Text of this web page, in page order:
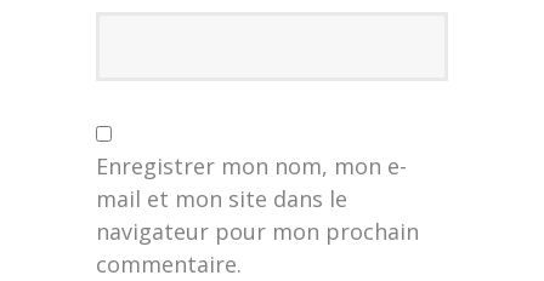
Enregistrer mon nom, mon e-
mail et mon site dans le
navigateur pour mon prochain
commentaire.